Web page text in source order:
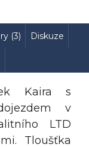
(3) Diskuze
Kaira s
v
LTD
. Tloušťka